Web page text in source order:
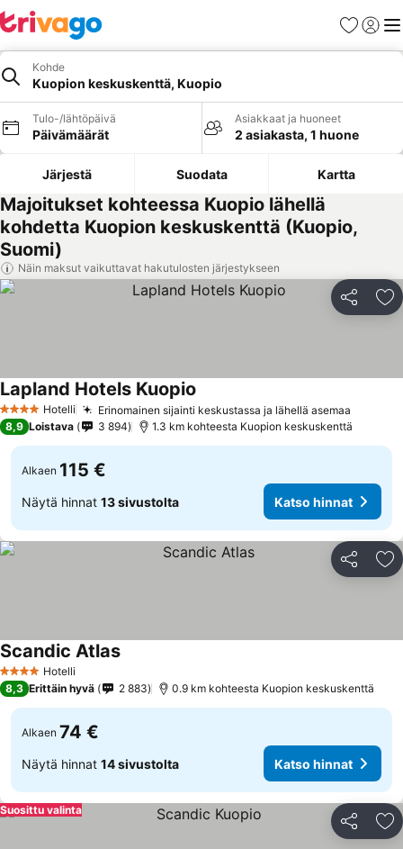
Suosikit
Kohde
Kuopion keskuskenttä, Kuopio
Tulo-/lähtöpäivä
Päivämäärät
Asiakkaat ja huoneet
2 asiakasta, 1 huone
Järjestä Suodata Kartta
Majoitukset kohteessa Kuopio lähellä
kohdetta Kuopion keskuskenttä (Kuopio,
Suomi)
Näin maksut vaikuttavat hakutulosten järjestykseen
Jaa
4 Tähtiluokitus
Hotelli Erinomainen sijainti keskustassa ja lähellä asemaa
Lapland Hotels Kuopio
8,9 Loistava 3 894 1.3 km kohteesta Kuopion keskuskenttä
Alkaen 115 €
Näytä hinnat 13 sivustolta Katso hinnat
Jaa
4 Tähtiluokitus
Hotelli
Scandic AtlasKatso hinnat
8,3 Erittäin hyvä 2 883 0.9 km kohteesta Kuopion keskuskenttä
Alkaen 74 €
Näytä hinnat 14 sivustolta Katso hinnat
Jaa
Suosittu valinta